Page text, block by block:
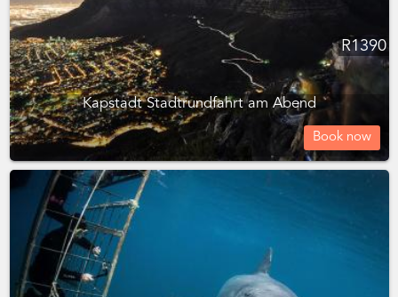
R1390
Kapstadt Stadtrundfahrt am Abend
Book now